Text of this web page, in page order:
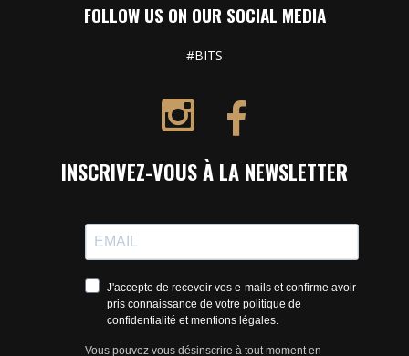
FOLLOW US ON OUR SOCIAL MEDIA
#BITS
INSCRIVEZ-VOUS À LA NEWSLETTER
J'accepte de recevoir vos e-mails et confirme avoir
pris connaissance de votre politique de
confidentialité et mentions légales.
Vous pouvez vous désinscrire à tout moment en